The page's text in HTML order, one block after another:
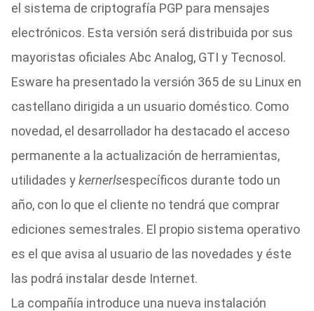
el sistema de criptografía PGP para mensajes
electrónicos. Esta versión será distribuida por sus
mayoristas oficiales Abc Analog, GTI y Tecnosol.
Esware ha presentado la versión 365 de su Linux en
castellano dirigida a un usuario doméstico. Como
novedad, el desarrollador ha destacado el acceso
permanente a la actualización de herramientas,
utilidades ykernerlsespecíficos durante todo un
año, con lo que el cliente no tendrá que comprar
ediciones semestrales. El propio sistema operativo
es el que avisa al usuario de las novedades y éste
las podrá instalar desde Internet.
La compañía introduce una nueva instalación